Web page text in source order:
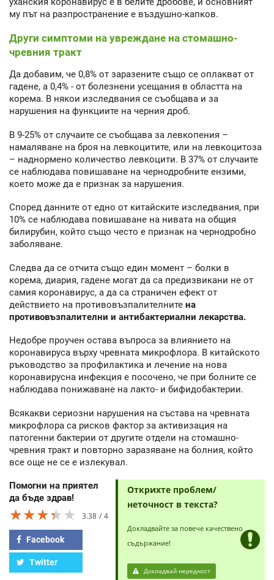
му път на разпространение е въздушно-капков.
Други симптоми на увреждане на стомашно-
чревния тракт
Да добавим, че 0,8% от заразените също се оплакват от
гадене, а 0,4% - от болезнени усещания в областта на
корема. В някои изследвания се съобщава и за
нарушения на функциите на черния дроб.
В 9-25% от случаите се съобщава за левкопения –
намаляване на броя на левкоцитите, или на левкоцитоза
– наднормено количество левкоцити. В 37% от случаите
се наблюдава повишаване на чернодробните ензими,
което може да е признак за нарушения.
Според данните от едно от китайските изследвания, при
10% се наблюдава повишаване на нивата на общия
билирубин, който също често е признак на чернодробно
заболяване.
Следва да се отчита също един момент – болки в
корема, диария, гадене могат да са предизвикани не от
самия коронавирус, а да са страничен ефект от
действието на противовъзпалителните на
противовъзпалителни и антибактериални лекарства.
Недобре проучен остава въпроса за влиянието на
коронавируса върху чревната микрофлора. В китайското
ръководство за профилактика и лечение на нова
коронавирусна инфекция е посочено, че при болните се
наблюдава понижаване на лакто- и бифидобактерии.
Всякакви сериозни нарушения на състава на чревната
микрофлора са рисков фактор за активизация на
патогенни бактерии от другите отдели на стомашно-
чревния тракт и повторно заразяване на болния, който
все още не се е излекувал.
Помогни на приятел
да бъде здрав!
★★★★★
★★★★★
★★★★★ 3.38 4
Facebook
Twitter
Открихте проблем/
неточност в текста?
Докладвайте за повече качествено
съдържание!
Докладвай нередност